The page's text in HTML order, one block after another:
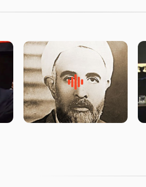
روضه‌ی مجلس یزید ملعون و
اسارت اهل‌بیت علیهم‌السلام –